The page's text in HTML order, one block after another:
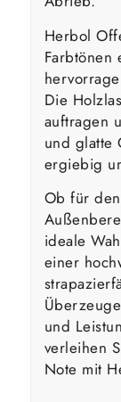
Herbol
Farbtönen
Die
auftragen
und glatte
ergiebig
Ob für
ideale
einer
und
verleihen
Note mit